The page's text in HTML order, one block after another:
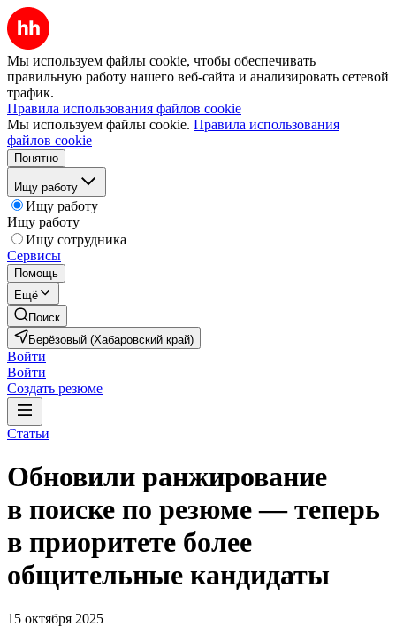
Мы используем файлы cookie, чтобы обеспечивать
правильную работу нашего веб-сайта и анализировать сетевой
трафик.
Правила использования файлов cookie
Мы используем файлы cookie. Правила использования
файлов cookie
Понятно
Ищу работу
Ищу работу
Ищу работу
Ищу сотрудника
Сервисы
Помощь
Ещё
Поиск
Берёзовый (Хабаровский край)
Войти
Войти
Создать резюме
Статьи
Обновили ранжирование
в поиске по резюме — теперь
в приоритете более
общительные кандидаты
15 октября 2025